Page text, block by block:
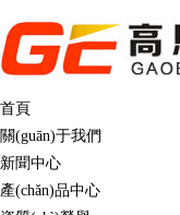
首頁
關(guān)于我們
新聞中心
產(chǎn)品中心